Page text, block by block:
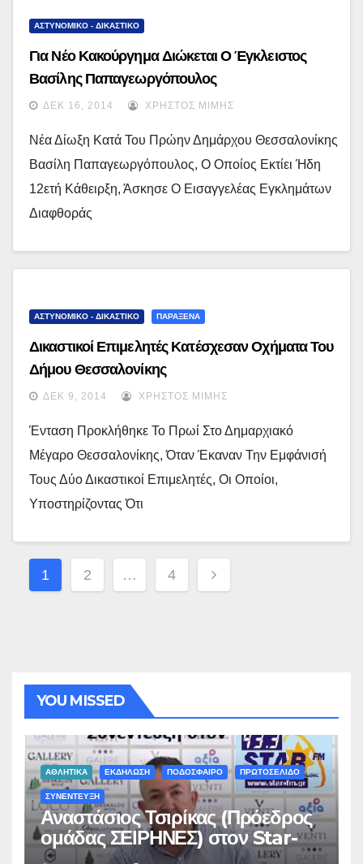
ΑΣΤΥΝΟΜΙΚΟ - ΔΙΚΑΣΤΙΚΟ
Για Νέο Κακούργημα Διώκεται Ο Έγκλειστος
Βασίλης Παπαγεωργόπουλος
ΔΕΚ 16, 2014 ΧΡΉΣΤΟΣ ΜΊΜΗΣ
Νέα Δίωξη Κατά Του Πρώην Δημάρχου Θεσσαλονίκης
Βασίλη Παπαγεωργόπουλος, Ο Οποίος Εκτίει Ήδη
12ετή Κάθειρξη, Άσκησε Ο Εισαγγελέας Εγκλημάτων
Διαφθοράς
ΑΣΤΥΝΟΜΙΚΟ - ΔΙΚΑΣΤΙΚΟ ΠΑΡΑΞΕΝΑ
Δικαστικοί Επιμελητές Κατέσχεσαν Οχήματα Του
Δήμου Θεσσαλονίκης
ΔΕΚ 9, 2014 ΧΡΉΣΤΟΣ ΜΊΜΗΣ
Ένταση Προκλήθηκε Το Πρωί Στο Δημαρχιακό
Μέγαρο Θεσσαλονίκης, Όταν Έκαναν Την Εμφάνισή
Τους Δύο Δικαστικοί Επιμελητές, Οι Οποίοι,
Υποστηρίζοντας Ότι
Σελιδοποίηση
Άρθρων
1 2 … 4
YOU MISSED
ΑΘΛΗΤΙΚΑ ΕΚΔΗΛΩΣΗ ΠΟΔΟΣΦΑΙΡΟ ΠΡΩΤΟΣΕΛΙΔΟ
ΣΥΝΕΝΤΕΥΞΗ
Αναστάσιος Τσιρίκας (Πρόεδρος
ομάδας ΣΕΙΡΗΝΕΣ) στον Star-
fm 93.3: «Το όνειρο έγινε